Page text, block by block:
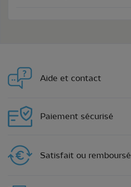
Aide et contact
Paiement sécurisé
Satisfait ou remboursé